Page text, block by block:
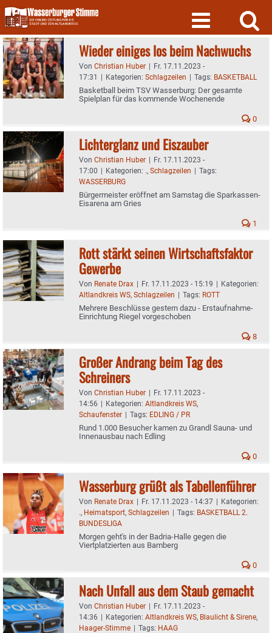
Skip
to
content
Wieder einiges los beim Nachwuchs
Von Christian Huber | Fr. 17.11.2023 -
17:31 | Kategorien: Schlagzeilen | Tags: BASKETBALL
Basketball beim TSV Wasserburg: Der gesamte
Spielplan für das kommende Wochenende
0
Lichterglanz und Eiszauber
Von Christian Huber | Fr. 17.11.2023 -
17:00 | Kategorien: ., Schlagzeilen | Tags:
WASSERBURG
Bürgermeister eröffnet am Samstag die Sparkassen-
Eisarena am Gries
1
Rott stärkt seinen Wirtschaftsfaktor
Gewerbe
Von Renate Drax | Fr. 17.11.2023 - 15:19 | Kategorien:
Altlandkreis WS, Schlagzeilen | Tags: ROTT
Mehrere Beschlüsse gestern dazu - Erstaufnahme-
Einrichtung Riegel vorgeschoben
8
Großer Andrang beim Tag des
Schreiners
Von Christian Huber | Fr. 17.11.2023 -
14:56 | Kategorien: Altlandkreis WS,
Schaufenster | Tags: EDLING / PR
Rund 1.000 Besucher kamen zu Grandl Sauna- und
Innenausbau nach Edling
0
Wasserburg grüßt als Tabellenführer
Von Renate Drax | Fr. 17.11.2023 - 14:37 | Kategorien:
., Heimatsport, Schlagzeilen | Tags: BASKETBALL 2.
BUNDESLIGA
Morgen geht's in der Badria-Halle gegen die
Viertplatzierten aus Bamberg
0
Nach Unfall aus dem Staub gemacht
Von Christian Huber | Fr. 17.11.2023 -
14:36 | Kategorien: Altlandkreis WS, Blaulicht & Sirene,
Haager-Stimme | Tags: HAAG